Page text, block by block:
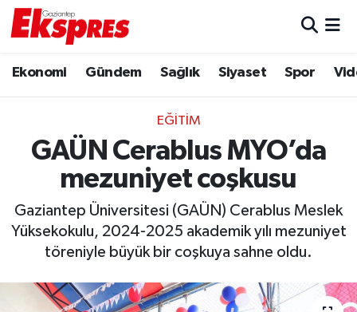
Ekonomi Gündem Sağlık Siyaset Spor
EĞITIM
GAÜN Cerablus MYO’da
mezuniyet coşkusu
Gaziantep Üniversitesi (GAÜN) Cerablus Meslek
Yüksekokulu, 2024-2025 akademik yılı mezuniyet
töreniyle büyük bir coşkuya sahne oldu.
Ekonomi
Gaziantep son dakika
Genel
Gündem
Haberler
Kültür Sanat
Trafik Durumu
Puan Durumu ve Fikstür
Tüm Manşetler
Son Dakika Haberleri
Haber Arşivi